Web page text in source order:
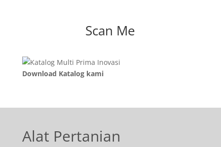
Scan Me
Download Katalog kami
Alat Pertanian